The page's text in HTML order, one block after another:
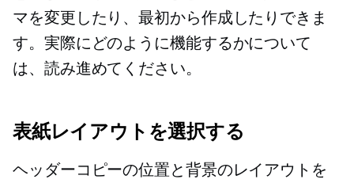
マを変更したり、最初から作成したりできま
す。実際にどのように機能するかについて
は、読み進めてください。
表紙レイアウトを選択する
ヘッダーコピーの位置と背景のレイアウトを